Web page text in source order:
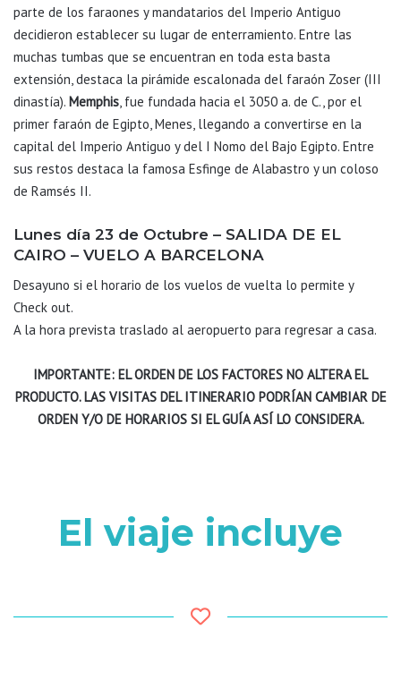
parte de los faraones y mandatarios del Imperio Antiguo
decidieron establecer su lugar de enterramiento. Entre las
muchas tumbas que se encuentran en toda esta basta
extensión, destaca la pirámide escalonada del faraón Zoser (III
dinastía). Memphis, fue fundada hacia el 3050 a. de C., por el
primer faraón de Egipto, Menes, llegando a convertirse en la
capital del Imperio Antiguo y del I Nomo del Bajo Egipto. Entre
sus restos destaca la famosa Esfinge de Alabastro y un coloso
de Ramsés II.
Lunes día 23 de Octubre – SALIDA DE EL
CAIRO – VUELO A BARCELONA
Desayuno si el horario de los vuelos de vuelta lo permite y
Check out.
A la hora prevista traslado al aeropuerto para regresar a casa.
IMPORTANTE: EL ORDEN DE LOS FACTORES NO ALTERA EL
PRODUCTO. LAS VISITAS DEL ITINERARIO PODRÍAN CAMBIAR DE
ORDEN Y/O DE HORARIOS SI EL GUÍA ASÍ LO CONSIDERA.
El viaje incluye